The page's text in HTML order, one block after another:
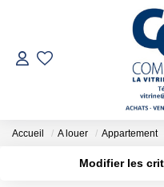
Accueil A louer Appartement
Modifier les